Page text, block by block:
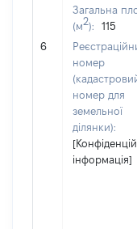
6
Загальна
(м2):
115
номер
номер для
земельної
ділянки):
інформація]